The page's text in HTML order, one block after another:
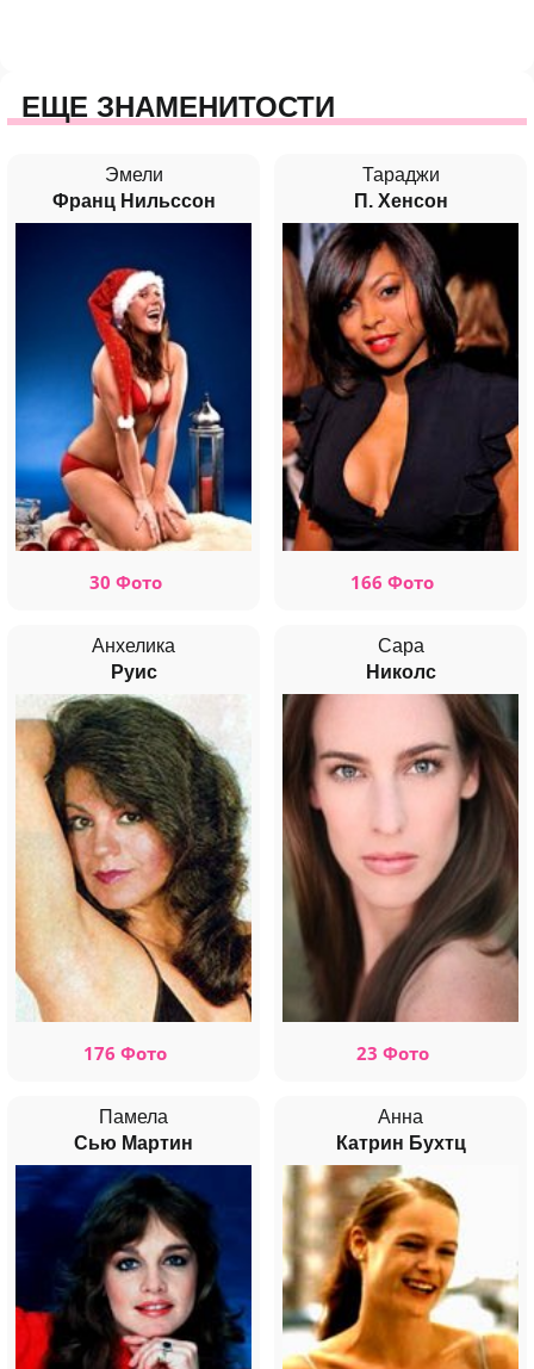
ЕЩЕ ЗНАМЕНИТОСТИ
Эмели
Франц Нильссон
30 Фото
Тараджи
П. Хенсон
166 Фото
Анхелика
Руис
176 Фото
Сара
Николс
23 Фото
Памела
Сью Мартин
Анна
Катрин Бухтц